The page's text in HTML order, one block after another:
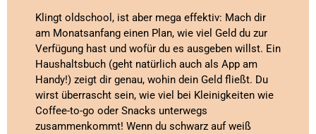
Klingt oldschool, ist aber mega effektiv: Mach dir
am Monatsanfang einen Plan, wie viel Geld du zur
Verfügung hast und wofür du es ausgeben willst. Ein
Haushaltsbuch (geht natürlich auch als App am
Handy!) zeigt dir genau, wohin dein Geld fließt. Du
wirst überrascht sein, wie viel bei Kleinigkeiten wie
Coffee-to-go oder Snacks unterwegs
zusammenkommt! Wenn du schwarz auf weiß